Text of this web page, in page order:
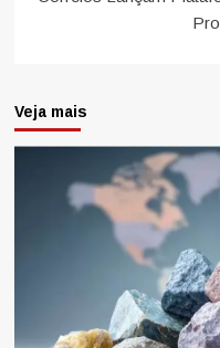
Veja mais